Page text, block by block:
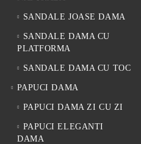
SANDALE JOASE DAMA
SANDALE DAMA CU
PLATFORMA
SANDALE DAMA CU TOC
PAPUCI DAMA
PAPUCI DAMA ZI CU ZI
PAPUCI ELEGANTI
DAMA